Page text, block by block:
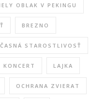
OBLAK V PEKINGU
BREZNO
STAROSTLIVOSŤ
KONCERT LAJKA
OCHRANA ZVIERAT